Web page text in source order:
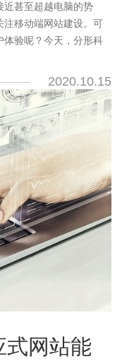
近甚至超越电脑的势
注移动端网站建设。可
体验呢？今天，分形科
2020.10.15
式网站能